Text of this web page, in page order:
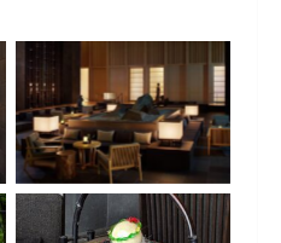
No Caption